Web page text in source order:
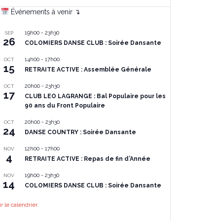
Événements à venir ↴
SEP
26
19h00 - 23h30
COLOMIERS DANSE CLUB : Soirée Dansante
OCT
15
14h00 - 17h00
RETRAITE ACTIVE : Assemblée Générale
OCT
17
20h00 - 23h30
CLUB LEO LAGRANGE : Bal Populaire pour les
90 ans du Front Populaire
OCT
24
20h00 - 23h30
DANSE COUNTRY : Soirée Dansante
NOV
4
12h00 - 17h00
RETRAITE ACTIVE : Repas de fin d’Année
NOV
14
19h00 - 23h30
COLOMIERS DANSE CLUB : Soirée Dansante
le calendrier